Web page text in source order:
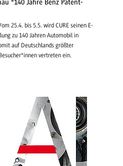
"140 Jahre Benz Patent-
25.4. bis 5.5. wird CURE seinen E-
zu 140 Jahren Automobil in
auf Deutschlands größter
vertreten ein.